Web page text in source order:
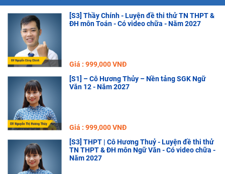
[S3] Thầy Chính - Luyện đề thi thử TN THPT &
ĐH môn Toán - Có video chữa - Năm 2027
Giá : 999,000 VNĐ
[S1] – Cô Hương Thủy – Nền tảng SGK Ngữ
Văn 12 - Năm 2027
Giá : 999,000 VNĐ
[S3] THPT | Cô Hương Thuỷ - Luyện đề thi thử
TN THPT & ĐH môn Ngữ Văn - Có video chữa -
Năm 2027